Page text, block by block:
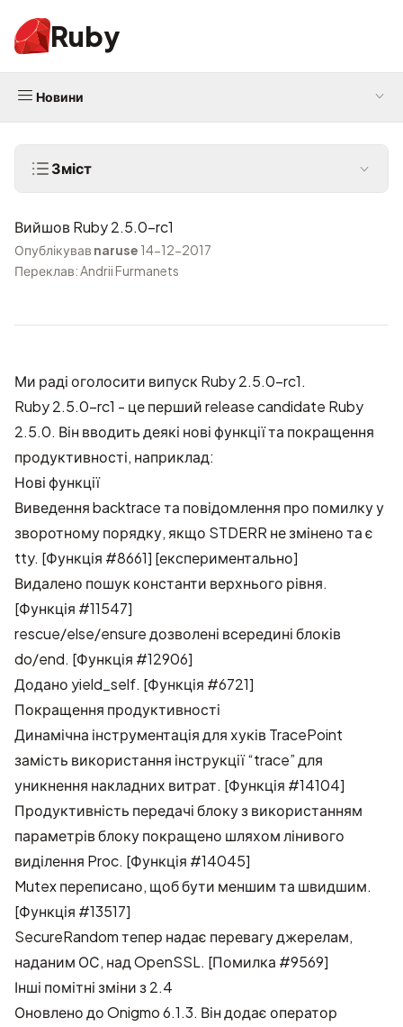
Ruby
Новини
Зміст
Вийшов Ruby 2.5.0-rc1
Опублікував naruse 14-12-2017
Переклав: Andrii Furmanets
Ми раді оголосити випуск Ruby 2.5.0-rc1.
Ruby 2.5.0-rc1 - це перший release candidate Ruby
2.5.0. Він вводить деякі нові функції та покращення
продуктивності, наприклад:
Нові функції
Виведення backtrace та повідомлення про помилку у
зворотному порядку, якщо STDERR не змінено та є
tty. [Функція #8661] [експериментально]
Видалено пошук константи верхнього рівня.
[Функція #11547]
rescue/else/ensure дозволені всередині блоків
do/end. [Функція #12906]
Додано yield_self. [Функція #6721]
Покращення продуктивності
Динамічна інструментація для хуків TracePoint
замість використання інструкції “trace” для
уникнення накладних витрат. [Функція #14104]
Продуктивність передачі блоку з використанням
параметрів блоку покращено шляхом лінивого
виділення Proc. [Функція #14045]
Mutex переписано, щоб бути меншим та швидшим.
[Функція #13517]
SecureRandom тепер надає перевагу джерелам,
наданим ОС, над OpenSSL. [Помилка #9569]
Інші помітні зміни з 2.4
Оновлено до Onigmo 6.1.3. Він додаєоператор